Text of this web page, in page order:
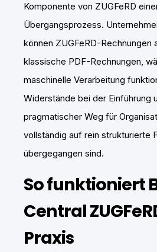
Komponente von ZUGFeRD
Übergangsprozess.
können ZUGFeRD-Rechnungen
klassische PDF-Rechnungen,
maschinelle Verarbeitung
Widerstände bei der Einführung
pragmatischer Weg für
vollständig auf rein strukturierte
übergegangen sind.
So funktioniert
Central
Praxis